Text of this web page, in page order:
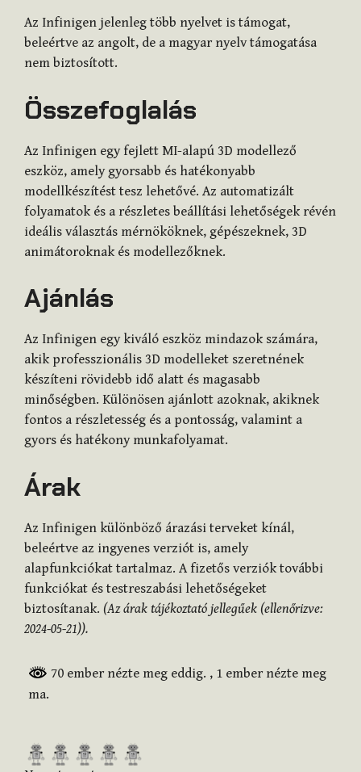
Az Infinigen jelenleg több nyelvet is támogat,
beleértve az angolt, de a magyar nyelv támogatása
nem biztosított.
Összefoglalás
Az Infinigen egy fejlett MI-alapú 3D modellező
eszköz, amely gyorsabb és hatékonyabb
modellkészítést tesz lehetővé. Az automatizált
folyamatok és a részletes beállítási lehetőségek révén
ideális választás mérnököknek, gépészeknek, 3D
animátoroknak és modellezőknek.
Ajánlás
Az Infinigen egy kiváló eszköz mindazok számára,
akik professzionális 3D modelleket szeretnének
készíteni rövidebb idő alatt és magasabb
minőségben. Különösen ajánlott azoknak, akiknek
fontos a részletesség és a pontosság, valamint a
gyors és hatékony munkafolyamat.
Árak
Az Infinigen különböző árazási terveket kínál,
beleértve az ingyenes verziót is, amely
alapfunkciókat tartalmaz. A fizetős verziók további
funkciókat és testreszabási lehetőségeket
biztosítanak. (Az árak tájékoztató jellegűek (ellenőrizve:
2024-05-21)).
70 ember nézte meg eddig. , 1 ember nézte meg
ma.
R